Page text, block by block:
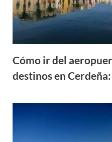
Cómo ir del
destinos en